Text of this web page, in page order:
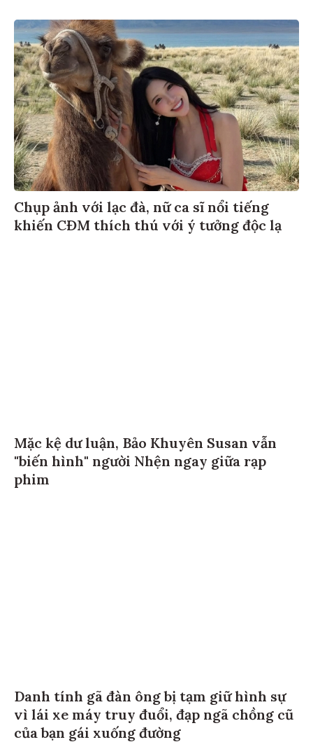
Chụp ảnh với lạc đà, nữ ca sĩ nổi tiếng
khiến CĐM thích thú với ý tưởng độc lạ
Mặc kệ dư luận, Bảo Khuyên Susan vẫn
"biến hình" người Nhện ngay giữa rạp
phim
Danh tính gã đàn ông bị tạm giữ hình sự
vì lái xe máy truy đuổi, đạp ngã chồng cũ
của bạn gái xuống đường